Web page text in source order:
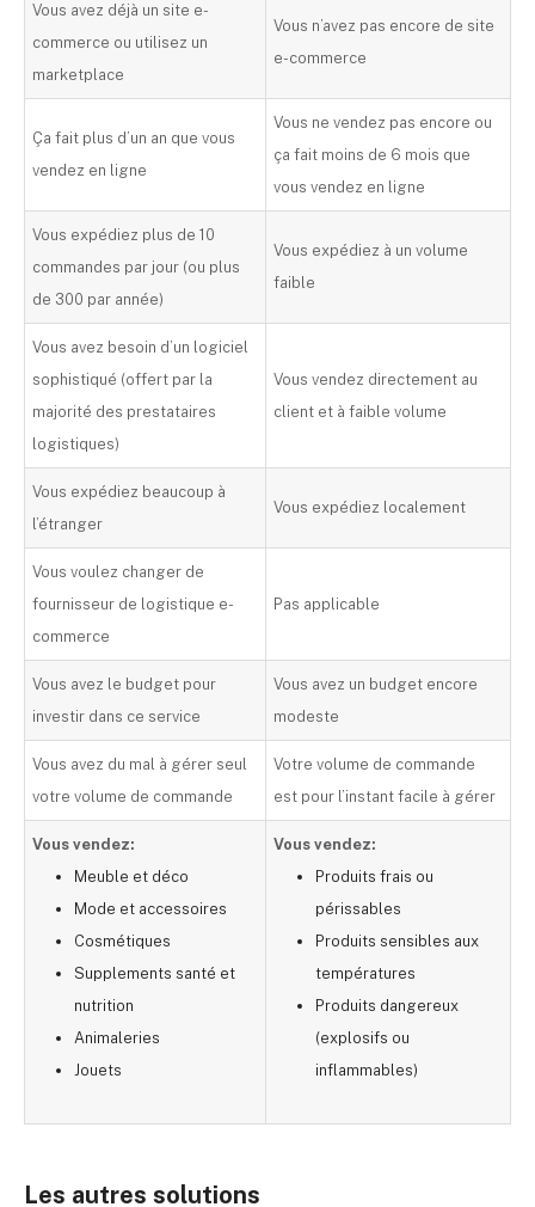
Vous avez déjà un site e-
commerce ou utilisez un
marketplace
Vous n’avez pas encore de site
e-commerce
Ça fait plus d’un an que vous
vendez en ligne
Vous ne vendez pas encore ou
ça fait moins de 6 mois que
vous vendez en ligne
Vous expédiez plus de 10
commandes par jour (ou plus
de 300 par année)
Vous expédiez à un volume
faible
Vous avez besoin d’un logiciel
sophistiqué (offert par la
majorité des prestataires
logistiques)
Vous vendez directement au
client et à faible volume
Vous expédiez beaucoup à
l’étranger
Vous expédiez localement
Vous voulez changer de
fournisseur de logistique e-
commerce
Pas applicable
Vous avez le budget pour
investir dans ce service
Vous avez un budget encore
modeste
Vous avez du mal à gérer seul
votre volume de commande
Votre volume de commande
est pour l’instant facile à gérer
Vous vendez:
Meuble et déco
Mode et accessoires
Cosmétiques
Supplements santé et
nutrition
Animaleries
Jouets
Vous vendez:
Produits frais ou
périssables
Produits sensibles aux
températures
Produits dangereux
(explosifs ou
inflammables)
Les autres solutions